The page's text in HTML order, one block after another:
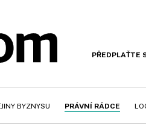
PŘEDPLAŤTE
BYZNYSU PRÁVNÍ RÁDCE